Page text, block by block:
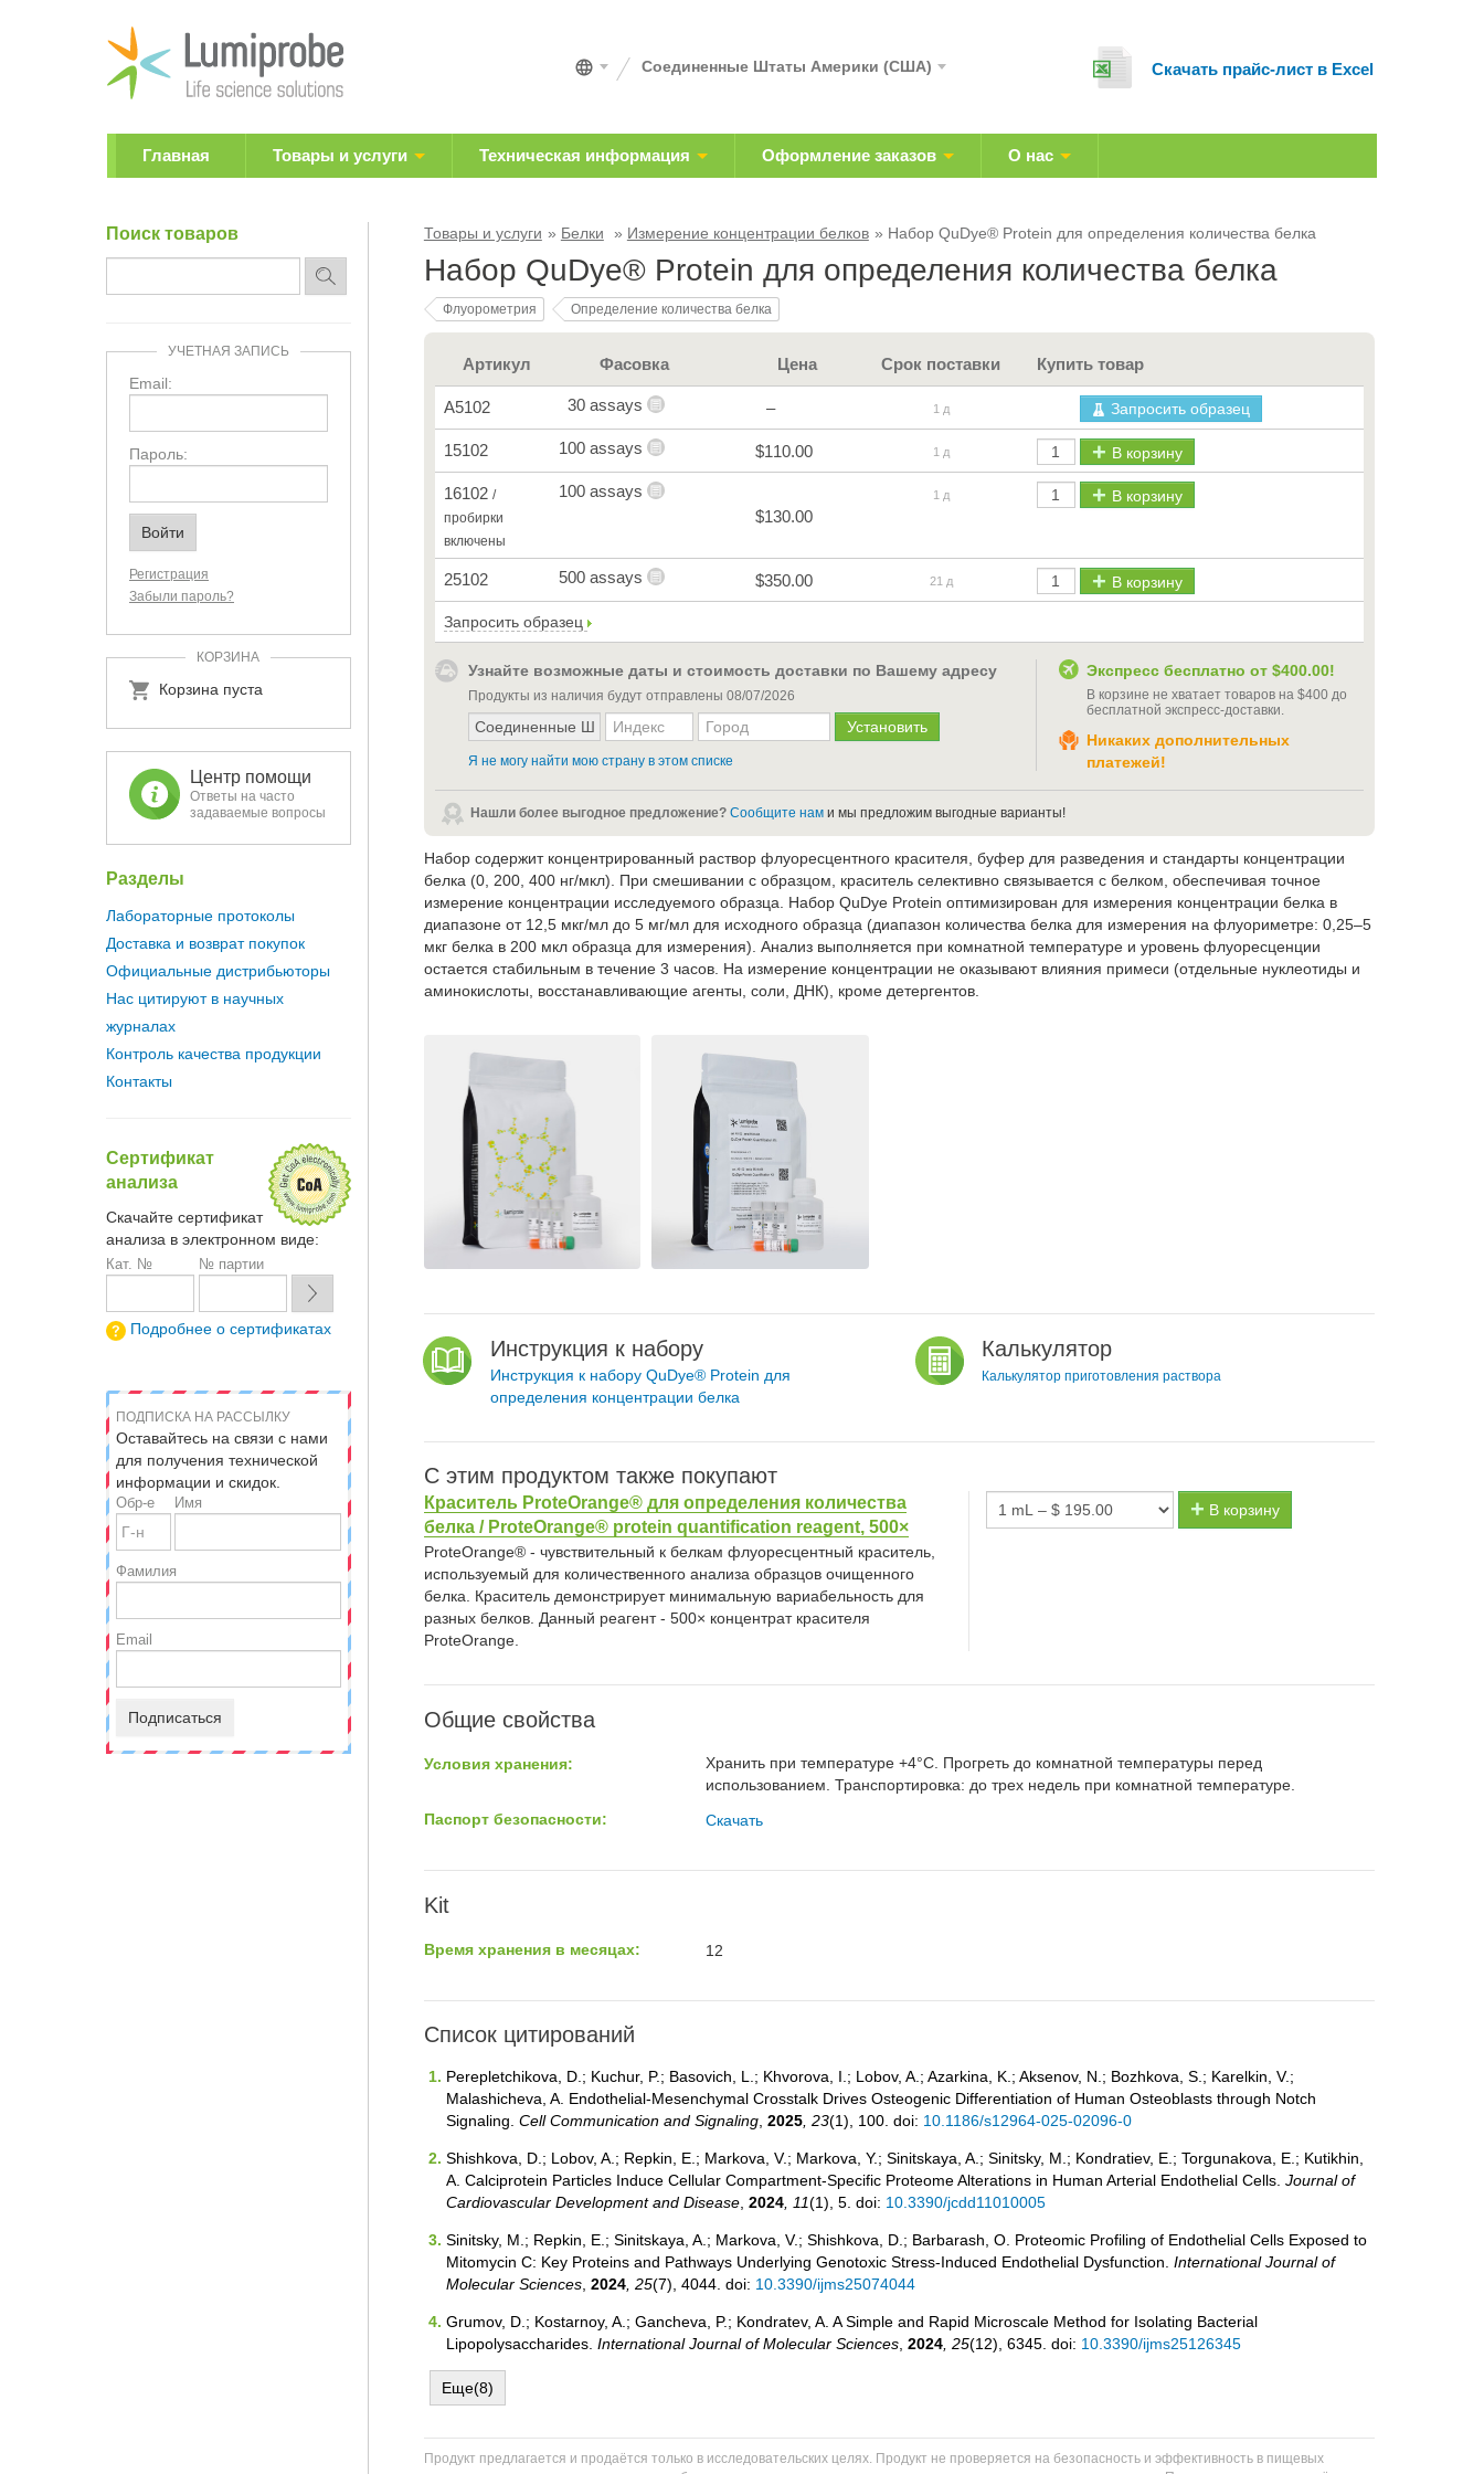
Cкачать прайс-лист в Excel
Соединенные Штаты Америки (США)
Главная Товары и услуги Техническая информация Оформление заказов О нас
Товары и услуги Белки Измерение концентрации белков Набор QuDye® Protein для определения количества белка
Набор QuDye® Protein для определения количества белка
Флуорометрия Определение количества белка
Артикул Фасовка Цена Срок поставки Купить товар
A5102 30 assays – 1 д Запросить образец
15102 100 assays $110.00 1 д В корзину
16102 /
пробирки
включены
100 assays
$130.00
1 д В корзину
25102 500 assays $350.00 21 д В корзину
Запросить образец
Узнайте возможные даты и стоимость доставки по Вашему адресу
Продукты из наличия будут отправлены 08/07/2026
Я не могу найти мою страну в этом списке
Экспресс бесплатно от $400.00!
В корзине не хватает товаров на $400до
бесплатной экспресс-доставки.
Никаких дополнительных
платежей!
Нашли более выгодное предложение? Сообщите нам и мы предложим выгодные варианты!
Набор содержит концентрированный раствор флуоресцентного красителя, буфер для разведения и стандарты концентрации
белка (0, 200, 400 нг/мкл). При смешивании с образцом, краситель селективно связывается с белком, обеспечивая точное
измерение концентрации исследуемого образца. Набор QuDye Protein оптимизирован для измерения концентрации белка в
диапазоне от 12,5 мкг/мл до 5 мг/мл для исходного образца (диапазон количества белка для измерения на флуориметре: 0,25–5
мкг белка в 200 мкл образца для измерения). Анализ выполняется при комнатной температуре и уровень флуоресценции
остается стабильным в течение 3 часов. На измерение концентрации не оказывают влияния примеси (отдельные нуклеотиды и
аминокислоты, восстанавливающие агенты, соли, ДНК), кроме детергентов.
Инструкция к набору
Инструкция к набору QuDye® Protein для
определения концентрации белка
Калькулятор
Калькулятор приготовления раствора
С этим продуктом также покупают
Краситель ProteOrange® для определения количества
белка / ProteOrange® protein quantification reagent, 500×
ProteOrange® - чувствительный к белкам флуоресцентный краситель,
используемый для количественного анализа образцов очищенного
белка. Краситель демонстрирует минимальную вариабельность для
разных белков. Данный реагент - 500× концентрат красителя
ProteOrange.
В корзину
Общие свойства
Условия хранения:
Хранить при температуре +4°С. Прогреть до комнатной температуры перед
использованием. Транспортировка: до трех недель при комнатной температуре.
Паспорт безопасности:
Скачать
Kit
Время хранения в месяцах: 12
Список цитирований
Perepletchikova, D.; Kuchur, P.; Basovich, L.; Khvorova, I.; Lobov, A.; Azarkina, K.; Aksenov, N.; Bozhkova, S.; Karelkin, V.;
Malashicheva, A. Endothelial-Mesenchymal Crosstalk Drives Osteogenic Differentiation of Human Osteoblasts through Notch
Signaling. Cell Communication and Signaling, 2025, 23(1), 100. doi: 10.1186/s12964-025-02096-0
Shishkova, D.; Lobov, A.; Repkin, E.; Markova, V.; Markova, Y.; Sinitskaya, A.; Sinitsky, M.; Kondratiev, E.; Torgunakova, E.; Kutikhin,
A. Calciprotein Particles Induce Cellular Compartment-Specific Proteome Alterations in Human Arterial Endothelial Cells. Journal of
Cardiovascular Development and Disease, 2024, 11(1), 5. doi: 10.3390/jcdd11010005
Sinitsky, M.; Repkin, E.; Sinitskaya, A.; Markova, V.; Shishkova, D.; Barbarash, O. Proteomic Profiling of Endothelial Cells Exposed to
Mitomycin C: Key Proteins and Pathways Underlying Genotoxic Stress-Induced Endothelial Dysfunction. International Journal of
Molecular Sciences, 2024, 25(7), 4044. doi: 10.3390/ijms25074044
Grumov, D.; Kostarnoy, A.; Gancheva, P.; Kondratev, A. A Simple and Rapid Microscale Method for Isolating Bacterial
Lipopolysaccharides. International Journal of Molecular Sciences, 2024, 25(12), 6345. doi: 10.3390/ijms25126345
Еще(8)
Продукт предлагается и продаётся только в исследовательских целях. Продукт не проверяется на безопасность и эффективность в пищевых
Поиск товаров
УЧЕТНАЯ ЗАПИСЬ
Email:
Пароль:
Регистрация
Забыли пароль?
КОРЗИНА
Корзина пуста
Центр помощи
Ответы на часто
задаваемые вопросы
Разделы
Лабораторные протоколы
Доставка и возврат покупок
Официальные дистрибьюторы
Нас цитируют в научных
журналах
Контроль качества продукции
Контакты
Сертификат
анализа
Скачайте сертификат
анализа в электронном виде:
Кат. № № партии
Подробнее о сертификатах
ПОДПИСКА НА РАССЫЛКУ
Оставайтесь на связи с нами
для получения технической
информации и скидок.
Обр-е Имя
Фамилия
Email
Подписаться